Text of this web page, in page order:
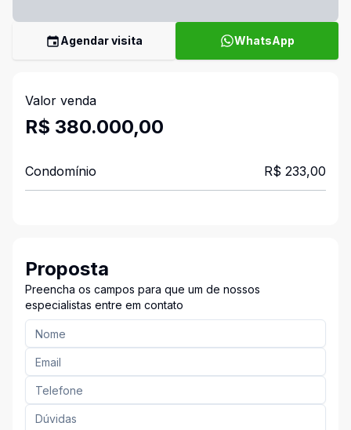
Agendar visita WhatsApp
Valor venda
R$ 380.000,00
Condomínio R$ 233,00
Proposta
Preencha os campos para que um de nossos
especialistas entre em contato